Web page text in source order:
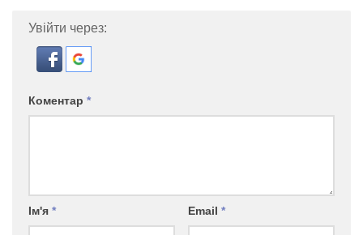
Увійти через:
Коментар *
Ім'я * Email *